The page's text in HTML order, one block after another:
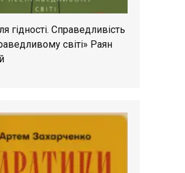
гідності. Справедливість
світі» Раян